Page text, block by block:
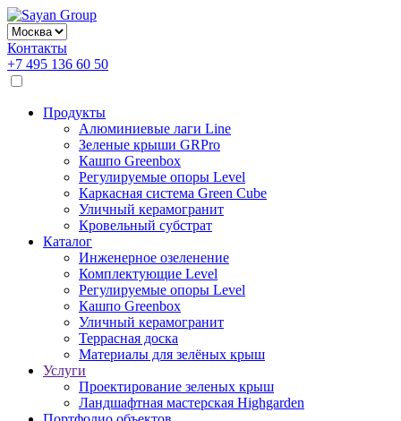
Контакты
+7 495 136 60 50
Продукты
Алюминиевые лаги Line
Зеленые крыши GRPro
Кашпо Greenbox
Регулируемые опоры Level
Каркасная система Green Cube
Уличный керамогранит
Кровельный субстрат
Каталог
Инженерное озеленение
Комплектующие Level
Регулируемые опоры Level
Кашпо Greenbox
Уличный керамогранит
Террасная доска
Материалы для зелёных крыш
Услуги
Проектирование зеленых крыш
Ландшафтная мастерская Highgarden